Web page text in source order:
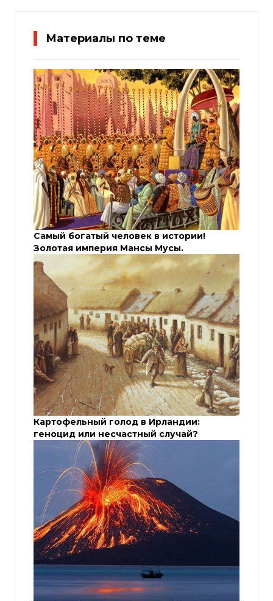
Материалы по теме
Самый богатый человек в истории!
Золотая империя Мансы Мусы.
Картофельный голод в Ирландии:
геноцид или несчастный случай?